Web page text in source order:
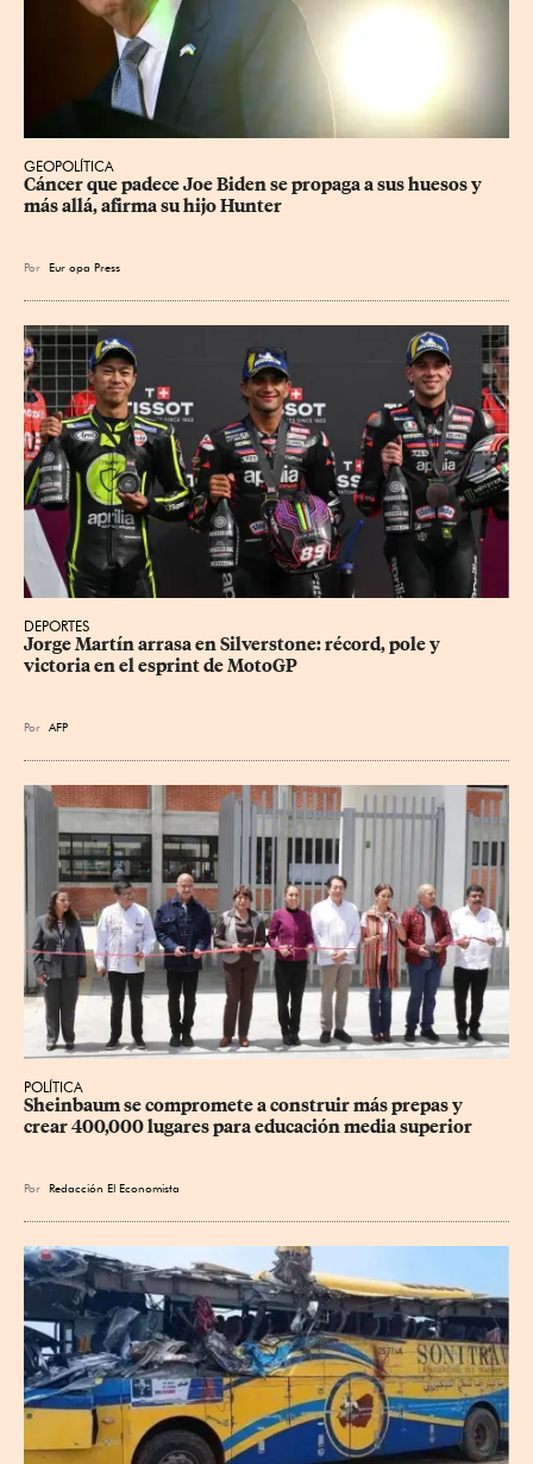
GEOPOLÍTICA
Cáncer que padece Joe Biden se propaga a sus huesos y
más allá, afirma su hijo Hunter
Por Eur opa Press
DEPORTES
Jorge Martín arrasa en Silverstone: récord, pole y
victoria en el esprint de MotoGP
Por AFP
POLÍTICA
Sheinbaum se compromete a construir más prepas y
crear 400,000 lugares para educación media superior
Por Redacción El Economista